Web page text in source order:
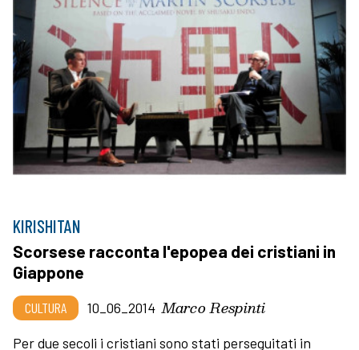
KIRISHITAN
Scorsese racconta l'epopea dei cristiani in
Giappone
CULTURA 10_06_2014 Marco Respinti
Per due secoli i cristiani sono stati perseguitati in